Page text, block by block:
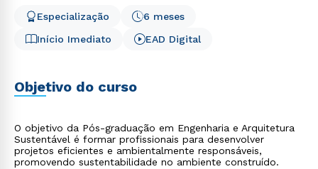
Início Imediato
6 meses
Especialização
EAD Digital
Objetivo do curso
O objetivo da Pós-graduação em Engenharia e Arquitetura
Sustentável é formar profissionais para desenvolver
projetos eficientes e ambientalmente responsáveis,
promovendo sustentabilidade no ambiente construído.